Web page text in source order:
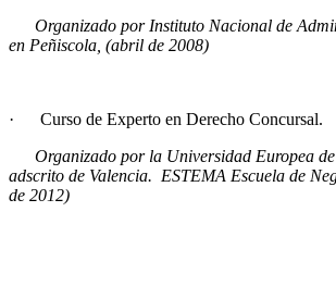
Organizado por Instituto Nacional de
en Peñiscola, (abril de 2008)
· Curso de Experto en Derecho Concursal.
Organizado porla Universidad Europea
adscrito de Valencia. ESTEMA Escuela de
de 2012)